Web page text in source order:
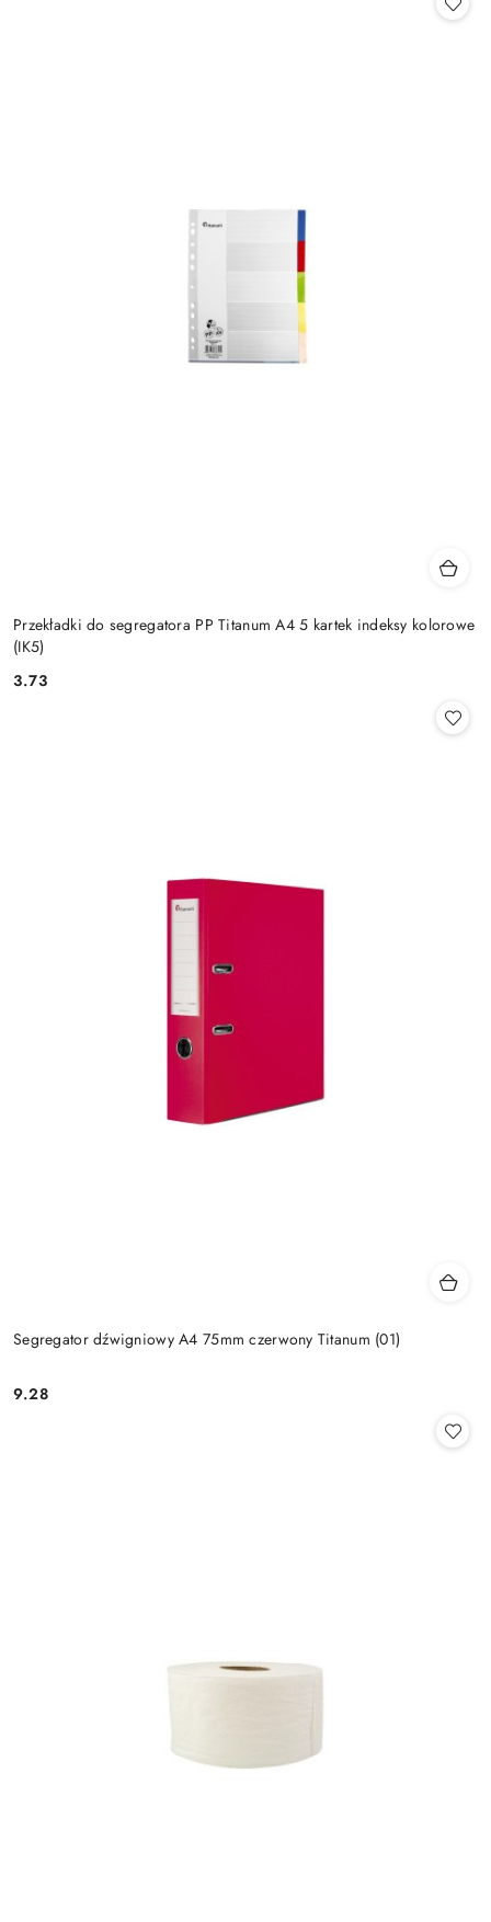
Przekładki do segregatora PP Titanum A4 5 kartek indeksy kolorowe
(IK5)
Cena:
3.73
Segregator dźwigniowy A4 75mm czerwony Titanum (01)
Cena:
9.28